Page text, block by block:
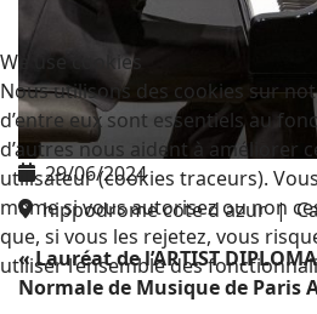
29/06/2024
hippodrome cote d azur|
« Lauréat de l’ARTIST
Normale de Musique de Paris
We use cookies
Nous utilisons des cookies sur
d’entre eux sont essentiels au
d’autres nous aident à améliorer
utilisateur (cookies traceurs).
même si vous autorisez ou non
que, si vous les rejetez, vous
utiliser l’ensemble des